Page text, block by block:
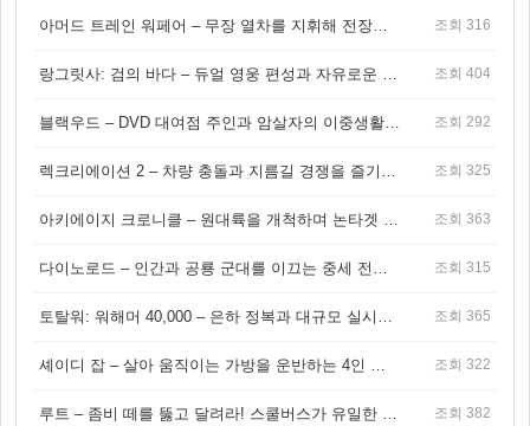
조회 316
조회 404
조회 292
조회 325
조회 363
조회 315
조회 365
조회 322
조회 382